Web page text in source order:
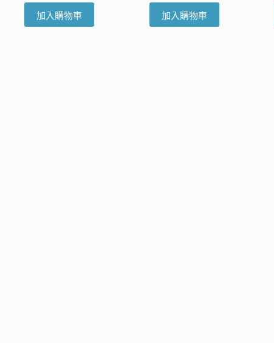
加入購物車 加入購物車